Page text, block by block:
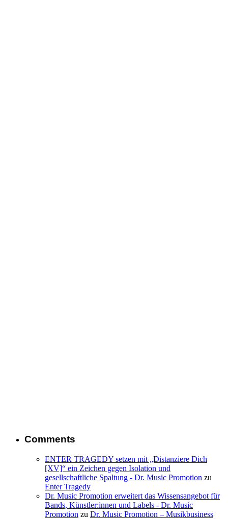
Comments
ENTER TRAGEDY setzen mit „Distanziere Dich
[XV]“ ein Zeichen gegen Isolation und
gesellschaftliche Spaltung - Dr. Music Promotion zu
Enter Tragedy
Dr. Music Promotion erweitert das Wissensangebot für
Bands, Künstler:innen und Labels - Dr. Music
Promotion zu Dr. Music Promotion – Musikbusiness